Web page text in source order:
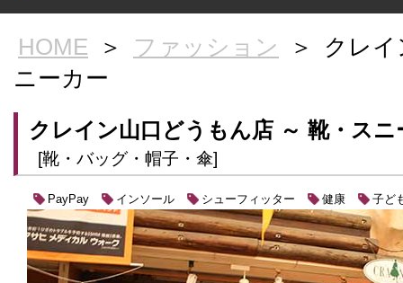
HOME ＞ ファッション ＞
クレ
ニーカー
クレイン山口どうもん店 ～ 靴・スニ
[靴・バッグ・帽子・傘]
PayPay インソール シューフィッター 健康 子ど